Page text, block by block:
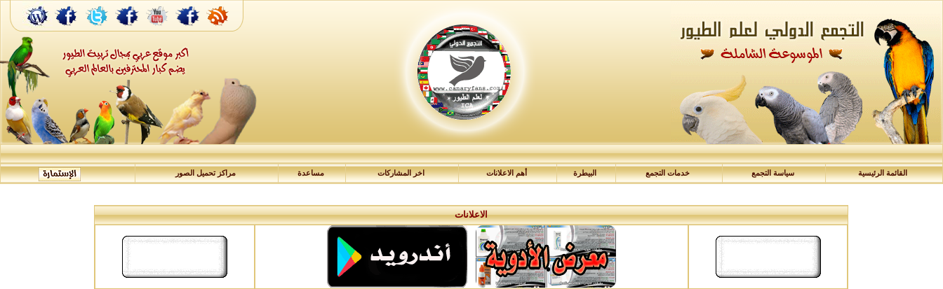
القائمة الرئيسية سياسة التجمع خدمات التجمع البيطرة أهم الاعلانات اخر المشاركات مساعدة مراكز تحميل الصور
الاعلانات